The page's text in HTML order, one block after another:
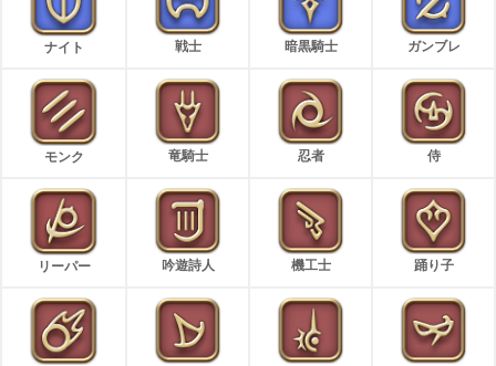
ナイト 戦士 暗黒騎士 ガンブレ
モンク 竜騎士 忍者 侍
リーパー 吟遊詩人 機工士 踊り子